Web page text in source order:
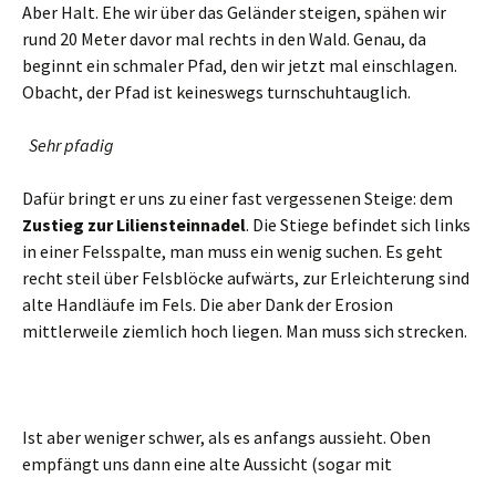
Aber Halt. Ehe wir über das Geländer steigen, spähen wir
rund 20 Meter davor mal rechts in den Wald. Genau, da
beginnt ein schmaler Pfad, den wir jetzt mal einschlagen.
Obacht, der Pfad ist keineswegs turnschuhtauglich.
Sehr pfadig
Dafür bringt er uns zu einer fast vergessenen Steige: dem
Zustieg zur Liliensteinnadel. Die Stiege befindet sich links
in einer Felsspalte, man muss ein wenig suchen. Es geht
recht steil über Felsblöcke aufwärts, zur Erleichterung sind
alte Handläufe im Fels. Die aber Dank der Erosion
mittlerweile ziemlich hoch liegen. Man muss sich strecken.
Ist aber weniger schwer, als es anfangs aussieht. Oben
empfängt uns dann eine alte Aussicht (sogar mit